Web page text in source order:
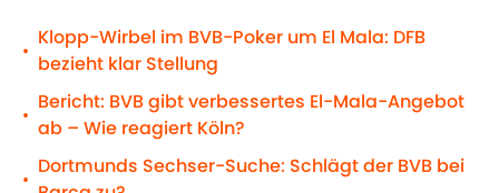
•
Klopp-Wirbel im BVB-Poker um El Mala: DFB
bezieht klar Stellung
•
Bericht: BVB gibt verbessertes El-Mala-Angebot
ab – Wie reagiert Köln?
•
Dortmunds Sechser-Suche: Schlägt der BVB bei